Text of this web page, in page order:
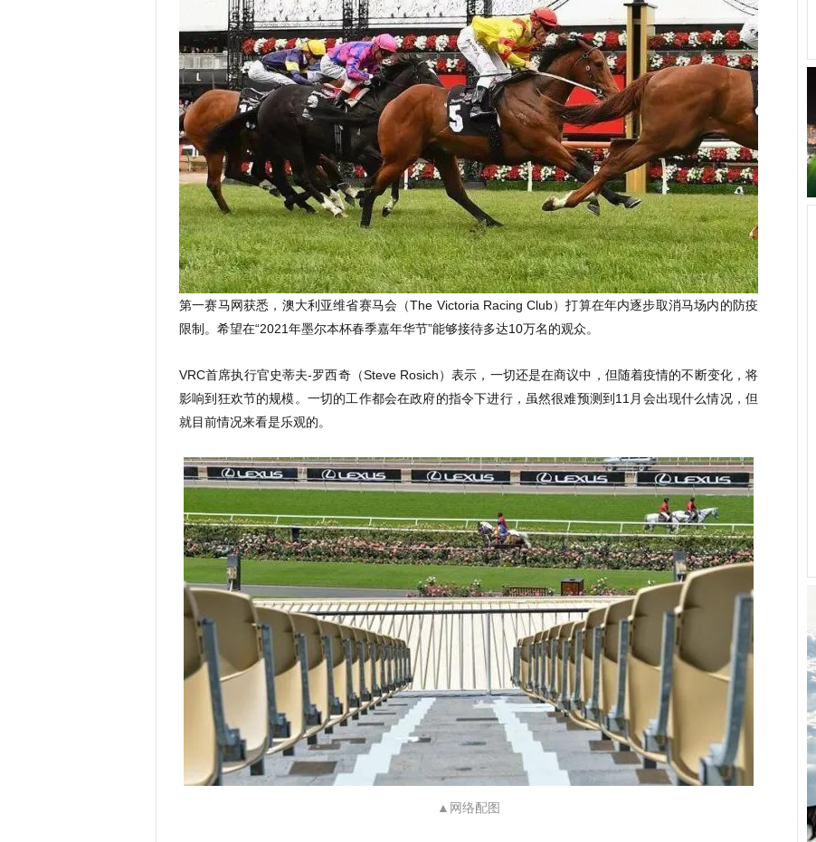
第一赛马网获悉，澳大利亚维省赛马会（The Victoria Racing Club）打算在年内逐步取消马场内的防疫
限制。希望在“2021年墨尔本杯春季嘉年华节”能够接待多达10万名的观众。
VRC首席执行官史蒂夫-罗西奇（Steve Rosich）表示，一切还是在商议中，但随着疫情的不断变化，将
影响到狂欢节的规模。一切的工作都会在政府的指令下进行，虽然很难预测到11月会出现什么情况，但
就目前情况来看是乐观的。
▲网络配图